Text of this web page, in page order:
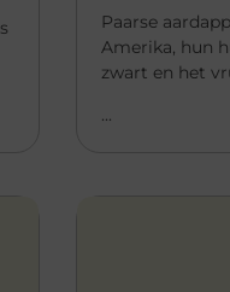
Paarse
Amerika, hun
zwart en het
...